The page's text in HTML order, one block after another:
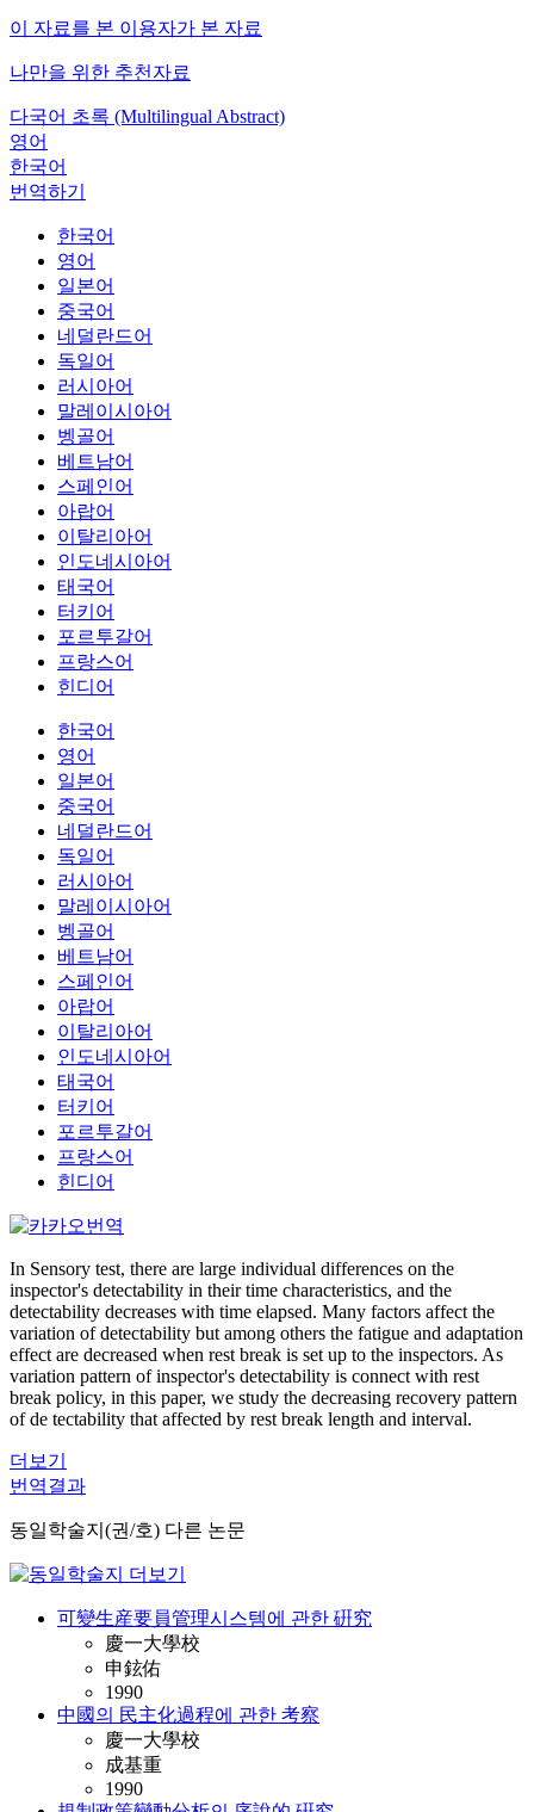
이 자료를 본 이용자가 본 자료
나만을 위한 추천자료
다국어 초록 (Multilingual Abstract)
영어
한국어
번역하기
한국어
영어
일본어
중국어
네덜란드어
독일어
러시아어
말레이시아어
벵골어
베트남어
스페인어
아랍어
이탈리아어
인도네시아어
태국어
터키어
포르투갈어
프랑스어
힌디어
한국어
영어
일본어
중국어
네덜란드어
독일어
러시아어
말레이시아어
벵골어
베트남어
스페인어
아랍어
이탈리아어
인도네시아어
태국어
터키어
포르투갈어
프랑스어
힌디어
In Sensory test, there are large individual differences on the
inspector's detectability in their time characteristics, and the
detectability decreases with time elapsed. Many factors affect the
variation of detectability but among others the fatigue and adaptation
effect are decreased when rest break is set up to the inspectors. As
variation pattern of inspector's detectability is connect with rest
break policy, in this paper, we study the decreasing recovery pattern
of de tectability that affected by rest break length and interval.
더보기
번역결과
동일학술지(권/호) 다른 논문
可變生産要員管理시스템에 관한 硏究
慶一大學校
申鉉佑
1990
中國의 民主化過程에 관한 考察
慶一大學校
成基重
1990